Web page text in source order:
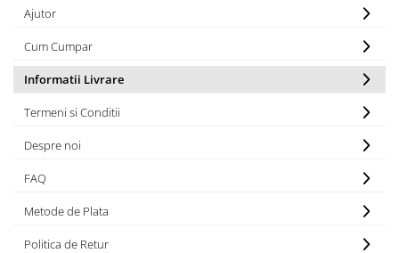
Ajutor
Cum Cumpar
Informatii Livrare
Termeni si Conditii
Despre noi
FAQ
Metode de Plata
Politica de Retur